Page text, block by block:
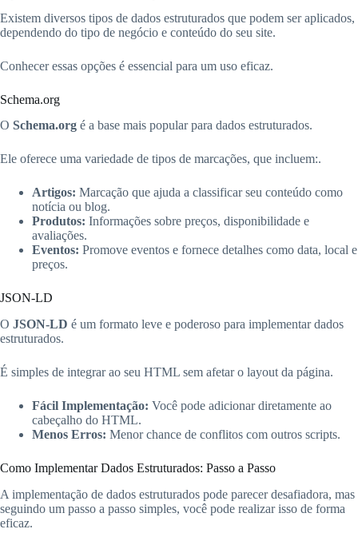
Existem diversos tipos de dados estruturados que podem ser aplicados,
dependendo do tipo de negócio e conteúdo do seu site.
Conhecer essas opções é essencial para um uso eficaz.
Schema.org
O Schema.org é a base mais popular para dados estruturados.
Ele oferece uma variedade de tipos de marcações, que incluem:.
Artigos: Marcação que ajuda a classificar seu conteúdo como
notícia ou blog.
Produtos: Informações sobre preços, disponibilidade e
avaliações.
Eventos: Promove eventos e fornece detalhes como data, local e
preços.
JSON-LD
O JSON-LD é um formato leve e poderoso para implementar dados
estruturados.
É simples de integrar ao seu HTML sem afetar o layout da página.
Fácil Implementação: Você pode adicionar diretamente ao
cabeçalho do HTML.
Menos Erros: Menor chance de conflitos com outros scripts.
Como Implementar Dados Estruturados: Passo a Passo
A implementação de dados estruturados pode parecer desafiadora, mas
seguindo um passo a passo simples, você pode realizar isso de forma
eficaz.